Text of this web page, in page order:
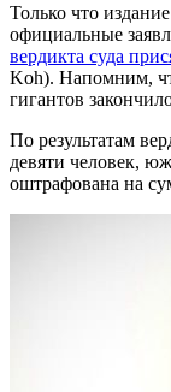
Только что
официальные
вердикта суда
Koh). Напомним,
гигантов
По результатам
девяти человек,
оштрафована на